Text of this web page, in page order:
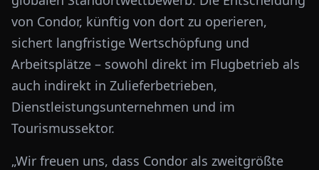
von Condor, künftig von dort zu operieren,
sichert langfristige Wertschöpfung und
Arbeitsplätze – sowohl direkt im Flugbetrieb als
auch indirekt in Zulieferbetrieben,
Dienstleistungsunternehmen und im
Tourismussektor.
„Wir freuen uns, dass Condor als zweitgrößte